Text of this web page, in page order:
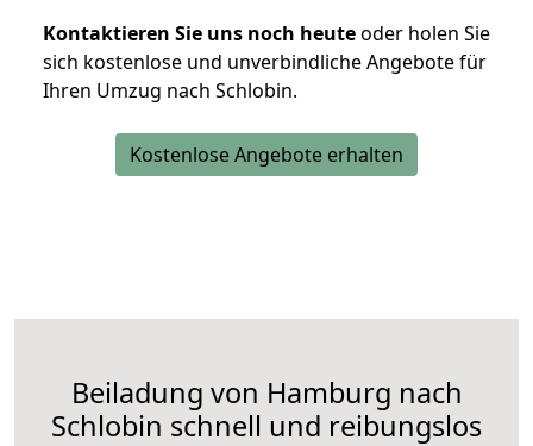
Kontaktieren Sie uns noch heuteoder holen Sie
sich kostenlose und unverbindliche Angebote für
Ihren Umzug nach Schlobin.
Kostenlose Angebote erhalten
Beiladung von Hamburg nach
Schlobin schnell und reibungslos